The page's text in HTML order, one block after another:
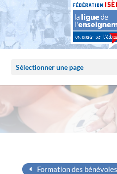
Sélectionner une page
Formation des bénévoles